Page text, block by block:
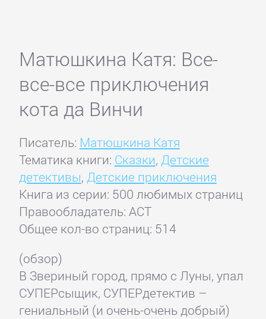
Матюшкина Катя: Все-
все-все приключения
кота да Винчи
Писатель: Матюшкина Катя
Тематика книги: Сказки, Детские
детективы, Детские приключения
Книга из серии: 500 любимых страниц
Правообладатель: АСТ
Общее кол-во страниц: 514
(обзор)
В Звериный город, прямо с Луны, упал
СУПЕРсыщик, СУПЕРдетектив –
гениальный (и очень-очень добрый)